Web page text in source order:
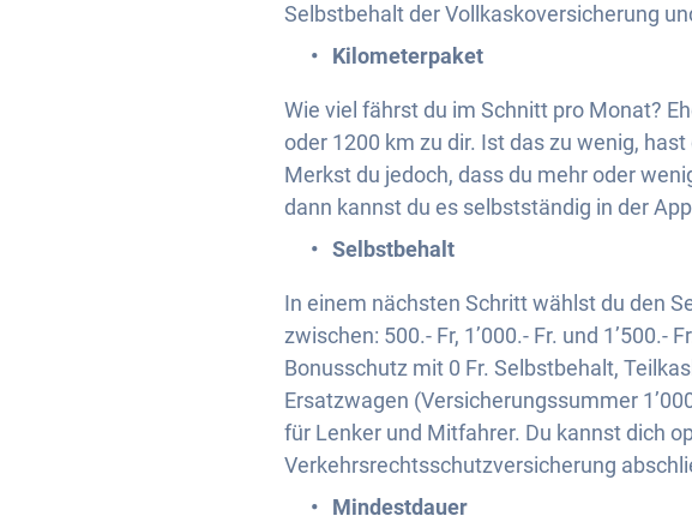
Selbstbehalt der Vollkaskoversicherung
Kilometerpaket
Wie viel fährst du im Schnitt pro Monat?
oder 1200 km zu dir. Ist das zu wenig,
Merkst du jedoch, dass du mehr oder
dann kannst du es selbstständig in der
Selbstbehalt
In einem nächsten Schritt wählst du den
zwischen: 500.- Fr, 1’000.- Fr. und
Bonusschutz mit 0 Fr. Selbstbehalt,
Ersatzwagen (Versicherungssummer
für Lenker und Mitfahrer. Du kannst dich
Verkehrsrechtsschutzversicherung
Mindestdauer